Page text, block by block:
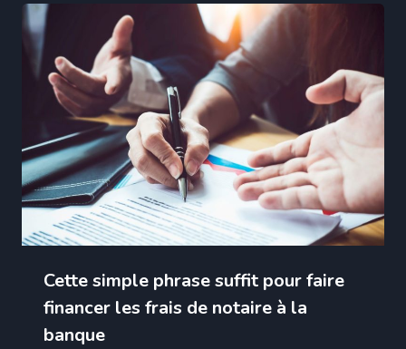
Cette simple phrase suffit pour faire
financer les frais de notaire à la
banque